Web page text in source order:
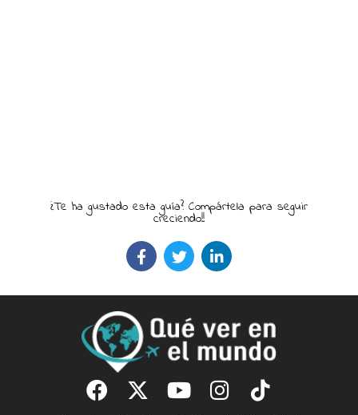
¿Te ha gustado esta guía? Compártela para seguir
creciendo!!